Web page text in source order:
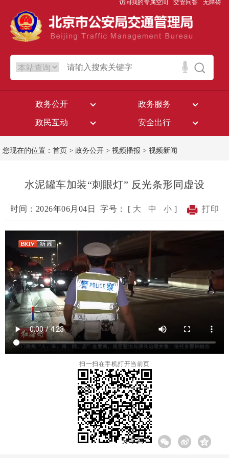
访问我的专属空间 交管问答 无障碍
政务公开 政务服务
政民互动 安全出行
您现在的位置： 首页 > 政务公开 > 视频播报 > 视频新闻
水泥罐车加装“刺眼灯” 反光条形同虚设
时间：2026年06月04日 字号： [ 大 中 小 ] 打印
扫一扫在手机打开当前页
分享到: